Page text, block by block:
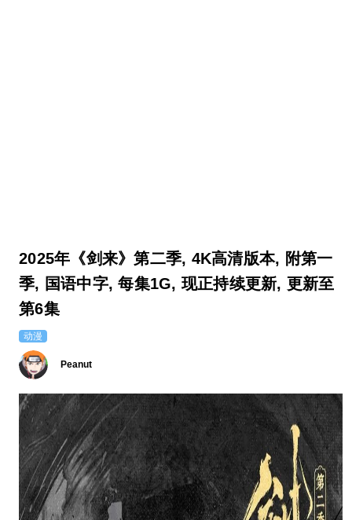
2025年《剑来》第二季, 4K高清版本, 附第一
季, 国语中字, 每集1G, 现正持续更新, 更新至
第6集
动漫
Peanut